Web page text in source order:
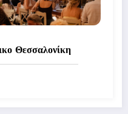
Θεσσαλονίκη